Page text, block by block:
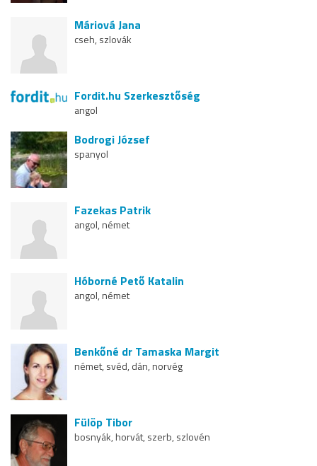
Máriová Jana
cseh, szlovák
Fordit.hu Szerkesztőség
angol
Bodrogi József
spanyol
Fazekas Patrik
angol, német
Hóborné Pető Katalin
angol, német
Benkőné dr Tamaska Margit
német, svéd, dán, norvég
Fülöp Tibor
bosnyák, horvát, szerb, szlovén